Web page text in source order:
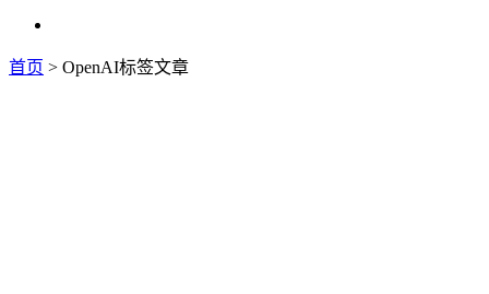
首页 > OpenAI标签文章